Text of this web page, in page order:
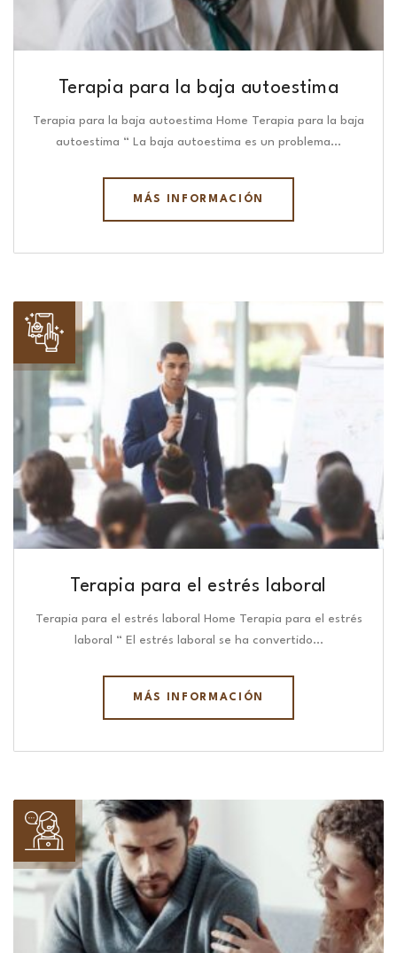
Terapia para la baja autoestima
Terapia para la baja autoestima Home Terapia para la baja
autoestima “ La baja autoestima es un problema…
MÁS INFORMACIÓN
Terapia para el estrés laboral
Terapia para el estrés laboral Home Terapia para el estrés
laboral “ El estrés laboral se ha convertido…
MÁS INFORMACIÓN